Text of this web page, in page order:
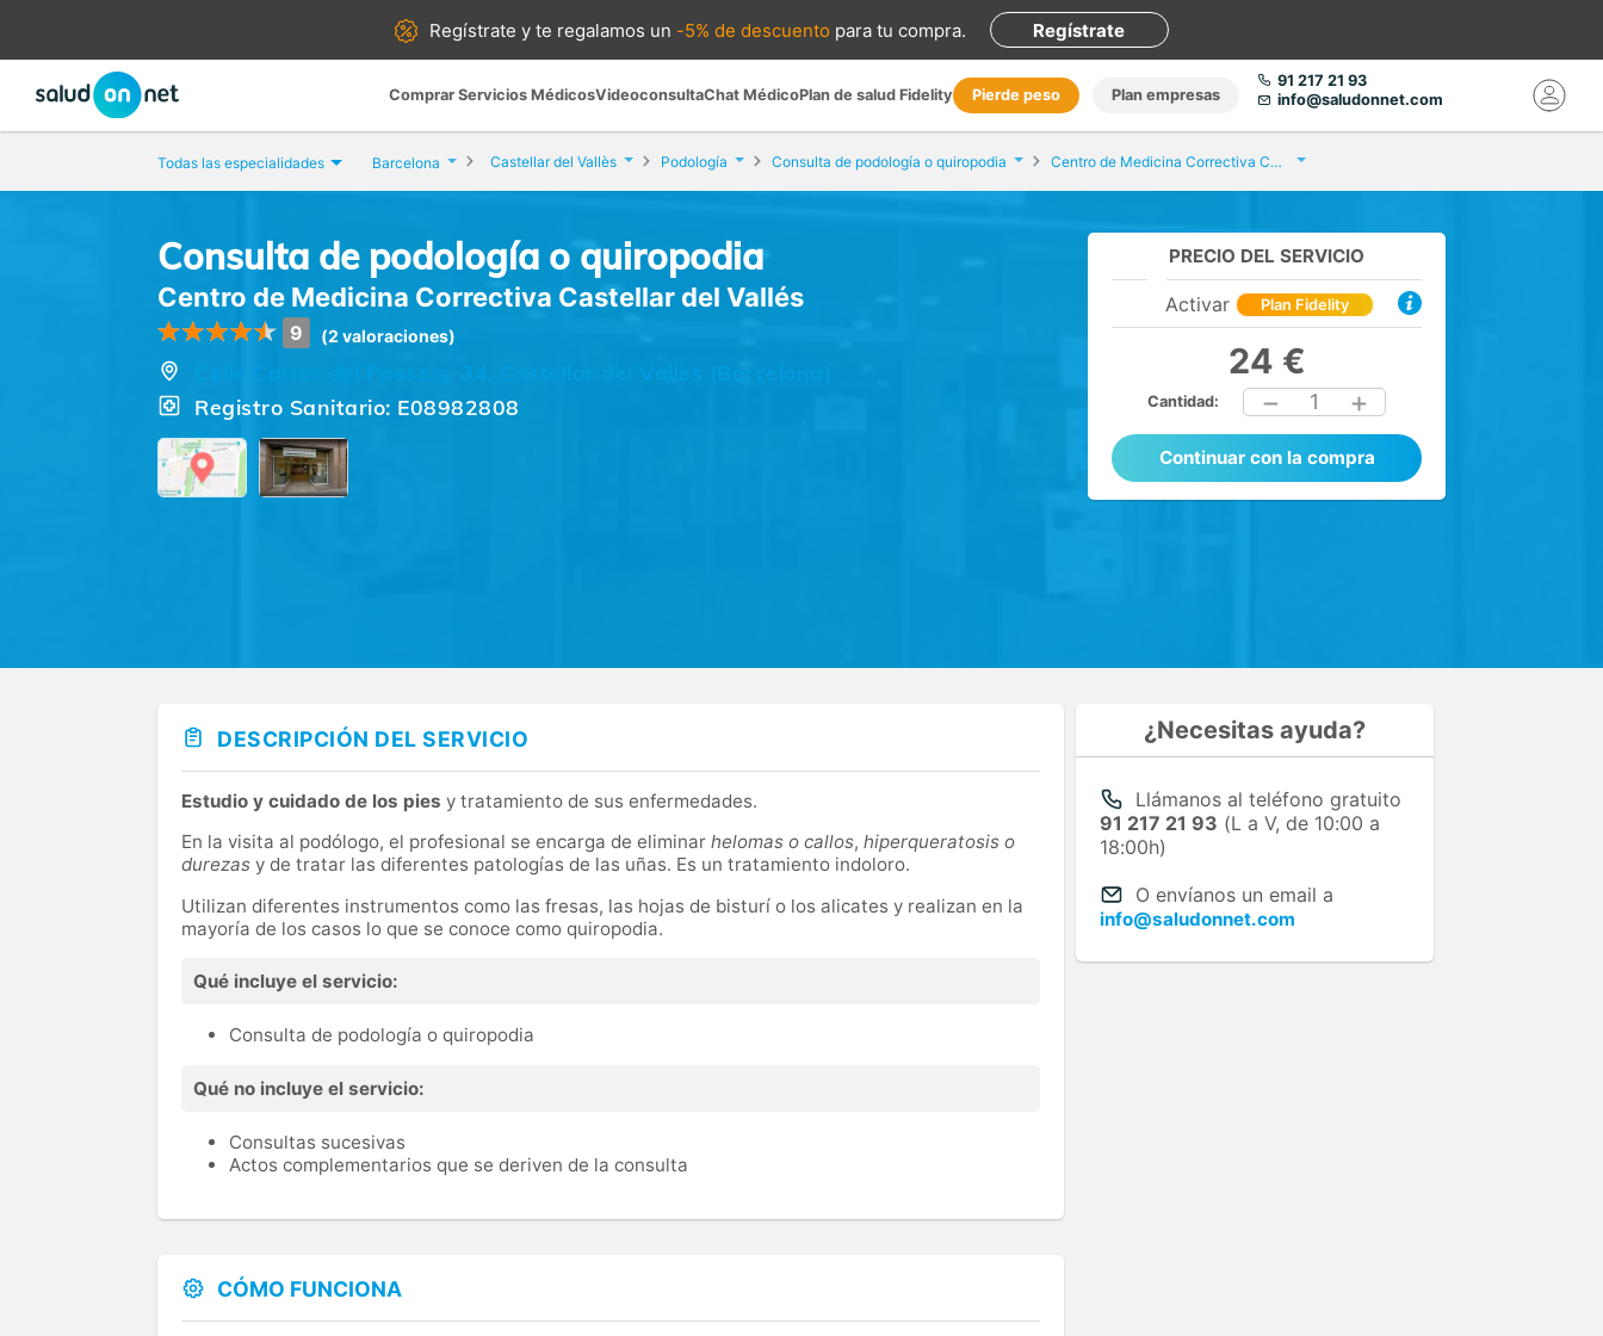
Regístrate yte regalamos un -5% de descuento para tu compra. Regístrate
Comprar Servicios MédicosVideoconsultaChat MédicoPlan de salud Fidelity Pierde peso Plan empresas
91 217 21 93
info@saludonnet.com
Todas las especialidades Barcelona Castellar del Vallès Podología Consulta de podología o quiropodia Centro de Medicina Correctiva Castellar del Vallés
Consulta de podología o quiropodia
Centro de Medicina Correctiva Castellar del Vallés
9 (2 valoraciones)
Registro Sanitario: E08982808
PRECIO DEL SERVICIO
Activar Plan Fidelity
24 €
Cantidad: 1
Continuar con la compra
DESCRIPCIÓN DEL SERVICIO
Estudio y cuidado de los pies y tratamiento de sus enfermedades.
En la visita al podólogo, el profesional se encarga de eliminar helomas o callos, hiperqueratosis o
durezas y de tratar las diferentes patologías de las uñas. Es un tratamiento indoloro.
Utilizan diferentes instrumentos como las fresas, las hojas de bisturí o los alicates y realizan en la
mayoría de los casos lo que se conoce como quiropodia.
Qué incluye el servicio:
Consulta de podología o quiropodia
Qué no incluye el servicio:
Consultas sucesivas
Actos complementarios que se deriven de la consulta
CÓMO FUNCIONA
¿Necesitas ayuda?
Llámanos al teléfono gratuito
91 217 21 93 (L a V, de 10:00 a
18:00h)
O envíanos un email a
info@saludonnet.com